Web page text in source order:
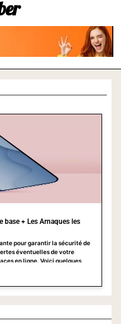
base + Les Arnaques les
pour garantir la sécurité de
éventuelles de votre
en ligne. Voici quelques